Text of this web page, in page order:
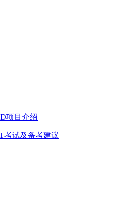
项目介绍
考试及备考建议